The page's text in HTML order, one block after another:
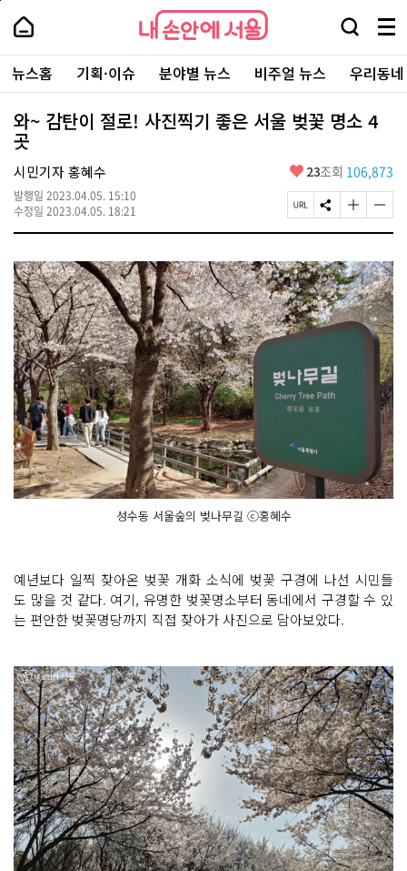
본
로
가
내
손
안
에
서
울
-
서
울
시
대
표
소
통
포
내
손
에
울
검
창
열
기
메
뉴
전
체
보
주
요
서
뉴스홈 기획·이슈 분야별 뉴스 비주얼 뉴스 우리동
와~ 감탄이 절로! 사진찍기 좋은 서울 벚꽃 명소 4
곳
시민기자 홍혜수
발행일 2023.04.05. 15:10
수정일 2023.04.05. 18:21
좋
요
23조회 106,873
페
이
U
R
L
복
사
S
N
공
유
하
기
글
자
기
크
게
변
경
하
글
자
기
작
게
변
경
하
기
성수동 서울숲의 벚나무길 ⓒ홍혜수
예년보다 일찍 찾아온 벚꽃 개화 소식에 벚꽃 구경에 나선 시민들
도 많을 것 같다. 여기, 유명한 벚꽃명소부터 동네에서 구경할 수 있
는 편안한 벚꽃명당까지 직접 찾아가 사진으로 담아보았다.
페
상
단
로